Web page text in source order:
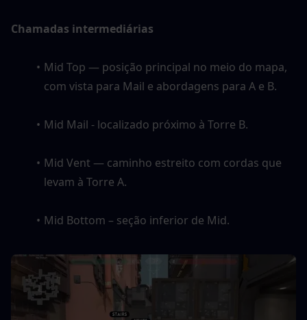
Chamadas intermediárias
Mid Top — posição principal no meio do mapa,
com vista para Mail e abordagens para A e B.
Mid Mail - localizado próximo à Torre B.
Mid Vent — caminho estreito com cordas que
levam à Torre A.
Mid Bottom – seção inferior de Mid.